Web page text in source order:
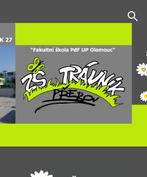
Skip to navigation